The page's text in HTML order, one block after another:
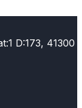
D:173, 41300